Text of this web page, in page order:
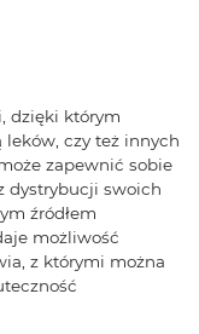
dzięki którym
czy też innych
zapewnić sobie
dystrybucji swoich
źródłem
możliwość
z którymi można